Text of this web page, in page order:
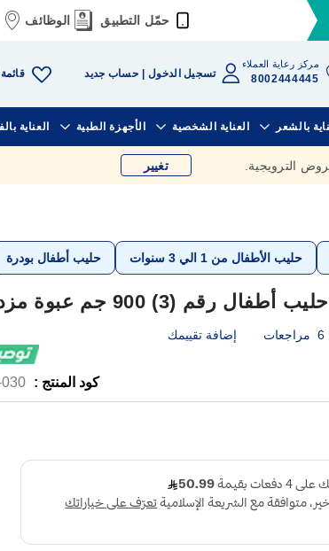
حمّل التطبيق الوظائف
مركز رعاية العملاء
8002444445 تسجيل الدخول حساب جديد
بالشعر العناية الشخصية الأجهزة الطبية العناية
الترويجية. تغيير
حليب الأطفال من 1 الي 3 سنوات حليب أطفال بودرة
رقم (3) 900 جم عبوة مزدوجة
6 مراجعات إضافة تقييمك
كود المنتج :